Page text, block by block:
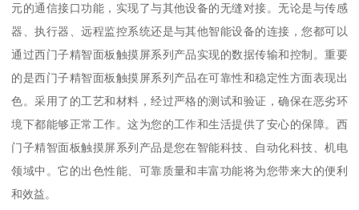
元的通信接口功能，实现了与其他设备的无缝对接。无论是与传感
器、执行器、远程监控系统还是与其他智能设备的连接，您都可以
通过西门子精智面板触摸屏系列产品实现的数据传输和控制。重要
的是西门子精智面板触摸屏系列产品在可靠性和稳定性方面表现出
色。采用了的工艺和材料，经过严格的测试和验证，确保在恶劣环
境下都能够正常工作。这为您的工作和生活提供了安心的保障。西
门子精智面板触摸屏系列产品是您在智能科技、自动化科技、机电
领域中。它的出色性能、可靠质量和丰富功能将为您带来大的便利
和效益。